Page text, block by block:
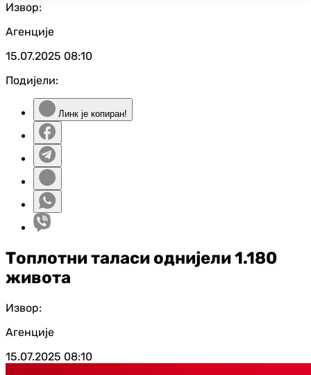
Извор:
Агенције
15.07.2025 08:10
Подијели:
Линк је копиран!
Топлотни таласи однијели 1.180
живота
Извор:
Агенције
15.07.2025 08:10